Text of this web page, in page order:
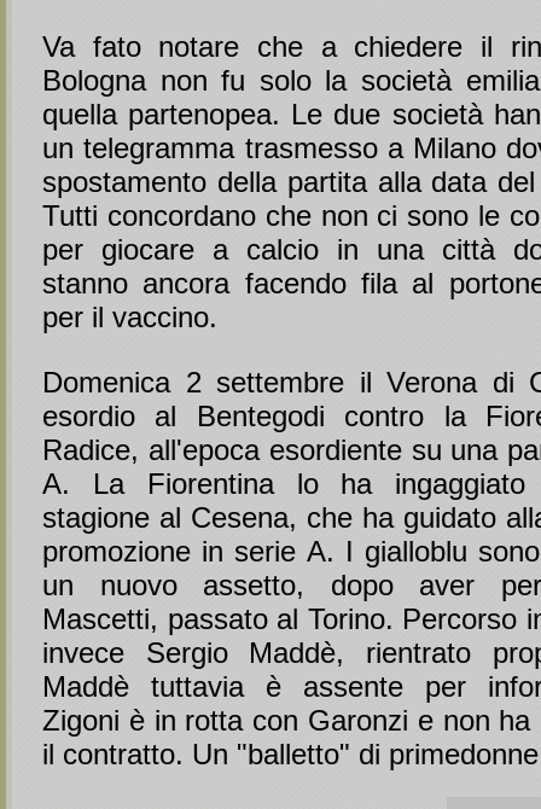
Va fato notare che a chiedere il
Bologna non fu solo la società
quella partenopea. Le due società
un telegramma trasmesso a Milano
spostamento della partita alla data
Tutti concordano che non ci sono le
per giocare a calcio in una città
stanno ancora facendo fila al
per il vaccino.
Domenica 2 settembre il Verona di
esordio al Bentegodi contro la
Radice, all'epoca esordiente su una
A. La Fiorentina lo ha ingaggiato
stagione al Cesena, che ha guidato
promozione in serie A. I gialloblu
un nuovo assetto, dopo aver
Mascetti, passato al Torino. Percorso
invece Sergio Maddè, rientrato
Maddè tuttavia è assente per
Zigoni è in rotta con Garonzi e non ha
il contratto. Un "balletto" di